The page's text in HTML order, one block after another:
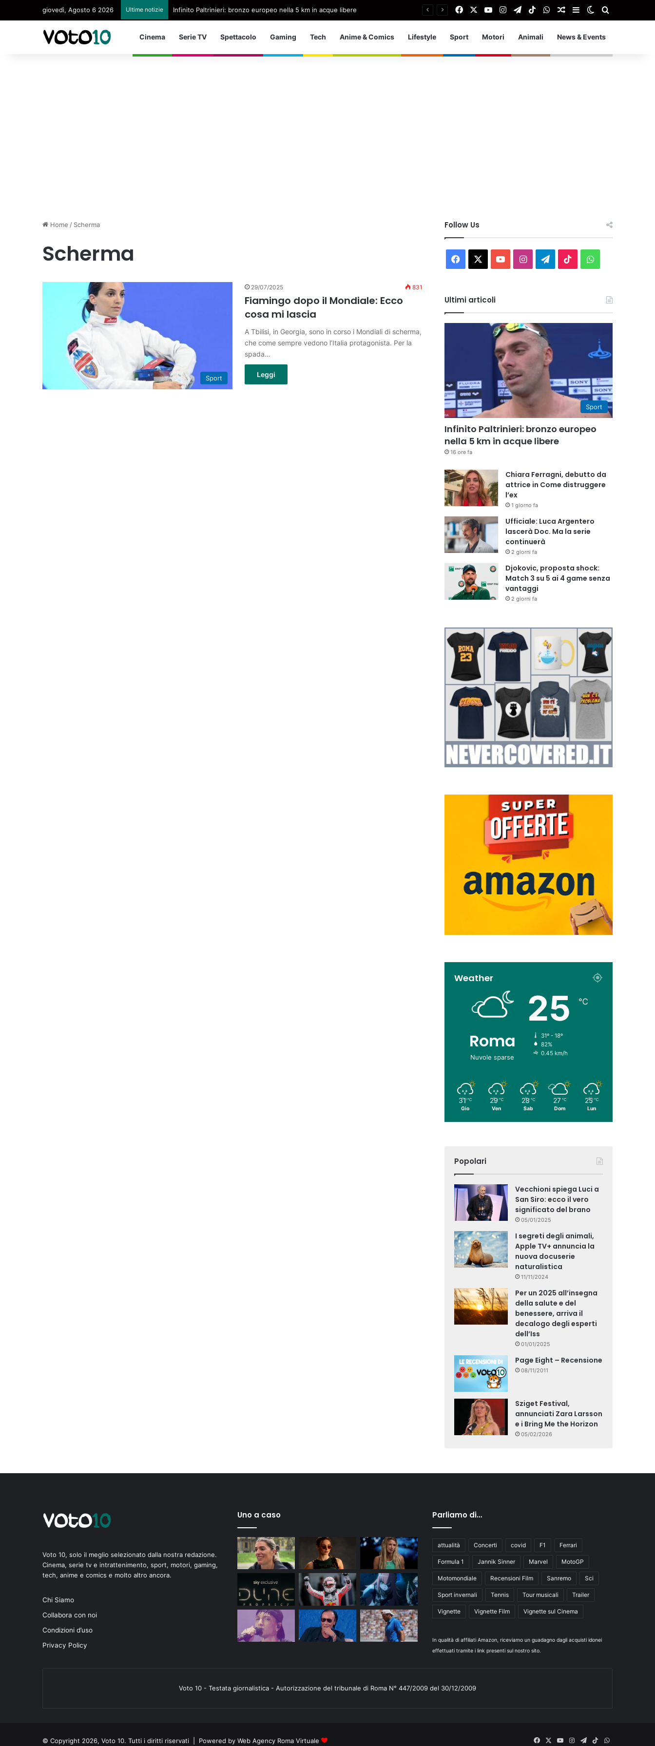
giovedì, Agosto 6 2026 Ultime notizie Infinito Paltrinieri: bronzo europeo nella 5 km in acque libere FacebookYou TubeInstagram
TelegramTikTokWhatsApp
Articolo Random
Barra laterale
Cambia aspetto
Cinema Serie TV Spettacolo Gaming Tech Anime & Comics Lifestyle Sport Motori Animali News & Events
Home / Scherma
Scherma
Sport
29/07/2025 831
Fiamingo dopo il Mondiale: Ecco
cosa mi lascia
A Tbilisi, in Georgia, sono in corso i Mondiali di scherma,
che come sempre vedono l’Italia protagonista. Per la
spada…
Leggi
Follow Us
Facebook You InstagramTelegram
TikTokWhatsApp
Ultimi articoli
Sport
Infinito Paltrinieri: bronzo europeo
nella 5 km in acque libere
16 ore fa
Chiara Ferragni, debutto da
attrice in Come distruggere
l’ex
1 giorno fa
Ufficiale: Luca Argentero
lascerà Doc. Ma la serie
continuerà
2 giorni fa
Djokovic, proposta shock:
Match 3 su 5 ai 4 game senza
vantaggi
2 giorni fa
Weather
Roma
Nuvole sparse
25 ℃
31º - 18º
82%
0.45 km/h
31 ℃
Gio
29 ℃
Ven
28 ℃
Sab
27 ℃
Dom
25 ℃
Lun
Popolari
Vecchioni spiega Luci a
San Siro: ecco il vero
significato del brano
05/01/2025
I segreti degli animali,
Apple TV+ annuncia la
nuova docuserie
naturalistica
11/11/2024
Per un 2025 all’insegna
della salute e del
benessere, arriva il
decalogo degli esperti
dell’Iss
01/01/2025
Page Eight – Recensione
08/11/2011
Sziget Festival,
annunciati Zara Larsson
e i Bring Me the Horizon
05/02/2026
Voto 10, solo il meglio selezionato dalla nostra redazione.
Cinema, serie tv e intrattenimento, sport, motori, gaming,
tech, anime e comics e molto altro ancora.
Chi Siamo
Collabora con noi
Condizioni d’uso
Privacy Policy
Uno a caso Parliamo di…
attualità Concerti covid F1 Ferrari
Formula 1 Jannik Sinner Marvel MotoGP
Motomondiale Recensioni Film Sanremo Sci
Sport invernali Tennis Tour musicali Trailer
Vignette Vignette Film Vignette sul Cinema
In qualità di affiliati Amazon, riceviamo un guadagno dagli acquisti idonei
effettuati tramite i link presenti sul nostro sito.
Voto 10 - Testata giornalistica - Autorizzazione del tribunale di Roma N° 447/2009 del 30/12/2009
© Copyright 2026, Voto 10. Tutti i diritti riservati | Powered by Web Agency Roma Virtuale Facebook
X YouInstagram
Telegram
TikTokWhatsApp